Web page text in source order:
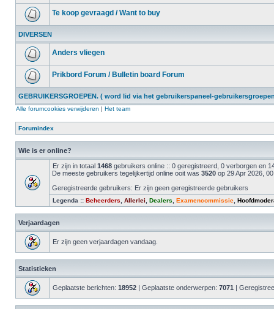
Te koop gevraagd / Want to buy
DIVERSEN
Anders vliegen
Prikbord Forum / Bulletin board Forum
GEBRUIKERSGROEPEN. ( word lid via het gebruikerspaneel-
Alle forumcookies verwijderen | Het team
Forumindex
Wie is er online?
Er zijn in totaal 1468 gebruikers online :: 0 geregistreerd, 0 verborgen en
De meeste gebruikers tegelijkertijd online ooit was 3520 op 29 Apr 2026,
Geregistreerde gebruikers: Er zijn geen geregistreerde gebruikers
Legenda :: Beheerders Allerlei Dealers Examencommissie
Verjaardagen
Er zijn geen verjaardagen vandaag.
Statistieken
Geplaatste berichten: 18952 | Geplaatste onderwerpen: 7071 |